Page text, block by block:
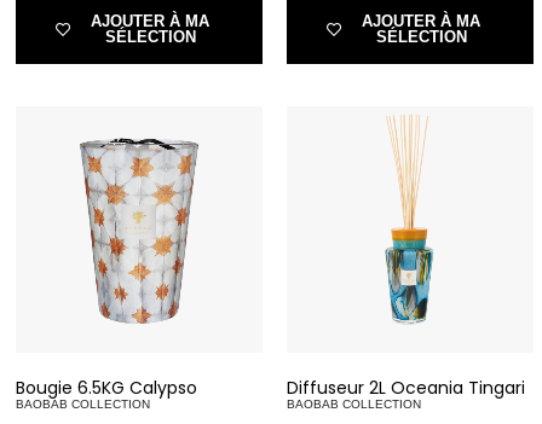
AJOUTER À MA
SÉLECTION
AJOUTER À MA
SÉLECTION
Bougie 6.5KG Calypso
BAOBAB COLLECTION
Diffuseur 2L Oceania Tingari
BAOBAB COLLECTION